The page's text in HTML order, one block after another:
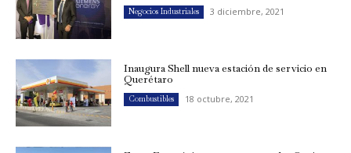
Negocios Industriales 3 diciembre, 2021
Inaugura Shell nueva estación de servicio en
Querétaro
Combustibles 18 octubre, 2021